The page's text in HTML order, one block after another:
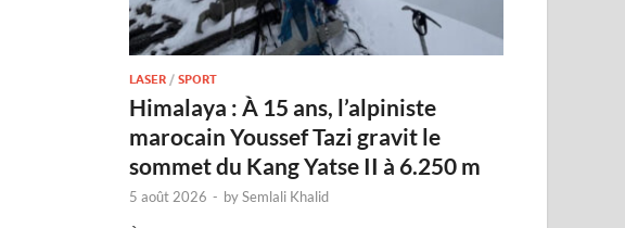
LASER /SPORT
Himalaya : À 15 ans, l’alpiniste
marocain Youssef Tazi gravit le
sommet du Kang Yatse II à 6.250 m
5 août 2026 - bySemlali Khalid